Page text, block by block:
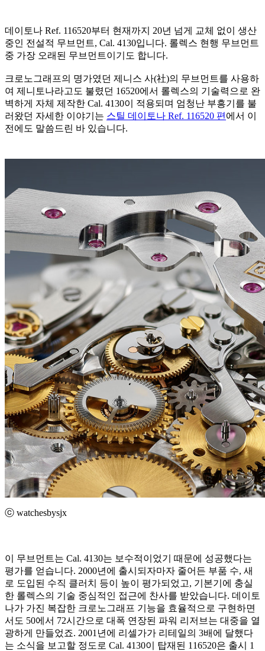
데이토나 Ref. 116520부터 현재까지 20년 넘게 교체 없이 생산
중인 전설적 무브먼트, Cal. 4130입니다. 롤렉스 현행 무브먼트
중 가장 오래된 무브먼트이기도 합니다.
크로노그래프의 명가였던 제니스 사(社)의 무브먼트를 사용하
여 제니토나라고도 불렸던 16520에서 롤렉스의 기술력으로 완
벽하게 자체 제작한 Cal. 4130이 적용되며 엄청난 부흥기를 불
러왔던 자세한 이야기는 스틸 데이토나 Ref. 116520 편 에서 이
전에도 말씀드린 바 있습니다.
ⓒ watchesbysjx
이 무브먼트는 Cal. 4130는 보수적이었기 때문에 성공했다는
평가를 얻습니다. 2000년에 출시되자마자 줄어든 부품 수, 새
로 도입된 수직 클러치 등이 높이 평가되었고, 기본기에 충실
한 롤렉스의 기술 중심적인 접근에 찬사를 받았습니다. 데이토
나가 가진 복잡한 크로노그래프 기능을 효율적으로 구현하면
서도 50에서 72시간으로 대폭 연장된 파워 리저브는 대중을 열
광하게 만들었죠. 2001년에 리셀가가 리테일의 3배에 달했다
는 소식을 보고할 정도로 Cal. 4130이 탑재된 116520은 출시 1